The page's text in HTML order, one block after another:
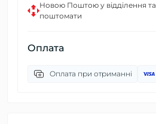
Новою Поштою у відділення та
поштомати
Оплата
Оплата при отриманні